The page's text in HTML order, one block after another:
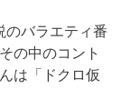
バラエティ番
の中のコント
は「ドクロ仮